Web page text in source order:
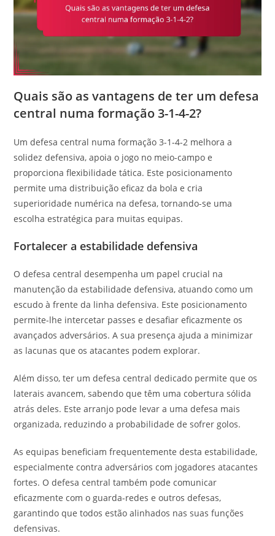
Quais são as vantagens de ter um defesa
central numa formação 3-1-4-2?
Um defesa central numa formação 3-1-4-2 melhora a
solidez defensiva, apoia o jogo no meio-campo e
proporciona flexibilidade tática. Este posicionamento
permite uma distribuição eficaz da bola e cria
superioridade numérica na defesa, tornando-se uma
escolha estratégica para muitas equipas.
Fortalecer a estabilidade defensiva
O defesa central desempenha um papel crucial na
manutenção da estabilidade defensiva, atuando como um
escudo à frente da linha defensiva. Este posicionamento
permite-lhe intercetar passes e desafiar eficazmente os
avançados adversários. A sua presença ajuda a minimizar
as lacunas que os atacantes podem explorar.
Além disso, ter um defesa central dedicado permite que os
laterais avancem, sabendo que têm uma cobertura sólida
atrás deles. Este arranjo pode levar a uma defesa mais
organizada, reduzindo a probabilidade de sofrer golos.
As equipas beneficiam frequentemente desta estabilidade,
especialmente contra adversários com jogadores atacantes
fortes. O defesa central também pode comunicar
eficazmente com o guarda-redes e outros defesas,
garantindo que todos estão alinhados nas suas funções
defensivas.